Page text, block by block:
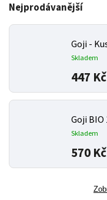
Nejprodávanější
Goji -
Skladem
447 Kč
Goji BIO
Skladem
570 Kč